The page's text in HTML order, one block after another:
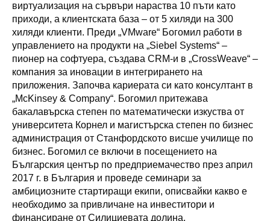
виртуализация на сървъри нараства 10 пъти като
приходи, а клиентската база – от 5 хиляди на 300
хиляди клиенти. Преди „VMware“ Богомил работи в
управлението на продукти на „Siebel Systems“ –
пионер на софтуера, създава CRM-и в „CrossWeave“ –
компания за иновации в интегрирането на
приложения. Започва кариерата си като консултант в
„McKinsey & Company“. Богомил притежава
бакалавърска степен по математически изкуства от
университета Корнел и магистърска степен по бизнес
администрация от Станфордското висше училище по
бизнес. Богомил се включи в посещението на
Българския център по предприемачество през април
2017 г. в България и проведе семинари за
амбициозните стартиращи екипи, описвайки какво е
необходимо за привличане на инвеститори и
финансиране от Силициевата долина.